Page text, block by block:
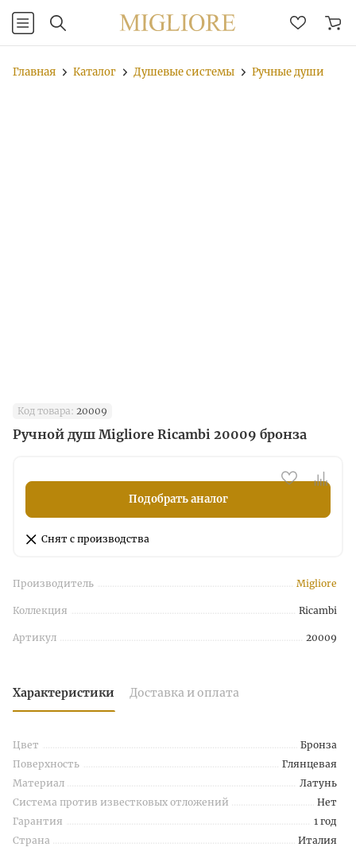
Главная Каталог Душевые системы Ручные души
Код товара: 20009
Ручной душ Migliore Ricambi 20009 бронза
Подобрать аналог
Снят с производства
Производитель Migliore
Коллекция Ricambi
Артикул 20009
Характеристики Доставка и оплата
Цвет
Бронза
Поверхность
Глянцевая
Материал
Латунь
Система против известковых отложений
Нет
Гарантия
1 год
Страна
Италия